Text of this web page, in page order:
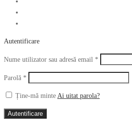
Autentificare
Nume utilizator sau adresă email *
Parolă *
Ține-mă minte Ai uitat parola?
Autentificare